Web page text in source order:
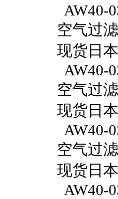
AW40-
空气过
现货日
AW40-
空气过
现货日
AW40-
空气过
现货日
AW40-